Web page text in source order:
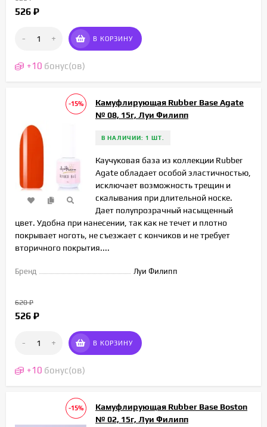
526 ₽
- + В КОРЗИНУ
+10 бонус(ов)
-15%
Камуфлирующая Rubber Base Agate
№ 08, 15г, Луи Филипп
В НАЛИЧИИ: 1 ШТ.
Каучуковая база из коллекции Rubber
Agate обладает особой эластичностью,
исключает возможность трещин и
скалывания при длительной носке.
Дает полупрозрачный насыщенный
цвет. Удобна при нанесении, так как не течет и плотно
покрывает ноготь, не съезжает с кончиков и не требует
вторичного покрытия....
Бренд Луи Филипп
620₽
526 ₽
- + В КОРЗИНУ
+10 бонус(ов)
-15%
Камуфлирующая Rubber Base Boston
№ 02, 15г, Луи Филипп